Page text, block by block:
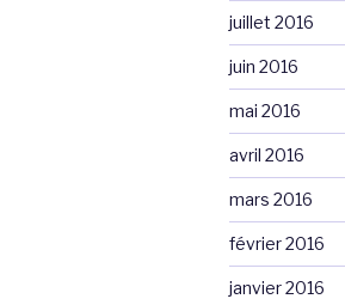
juillet 2016
juin 2016
mai 2016
avril 2016
mars 2016
février 2016
janvier 2016